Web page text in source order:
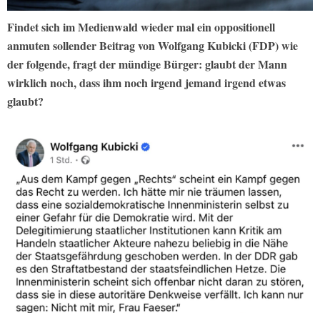
Findet sich im Medienwald wieder mal ein oppositionell
anmuten sollender Beitrag von Wolfgang Kubicki (FDP) wie
der folgende, fragt der mündige Bürger: glaubt der Mann
wirklich noch, dass ihm noch irgend jemand irgend etwas
glaubt?